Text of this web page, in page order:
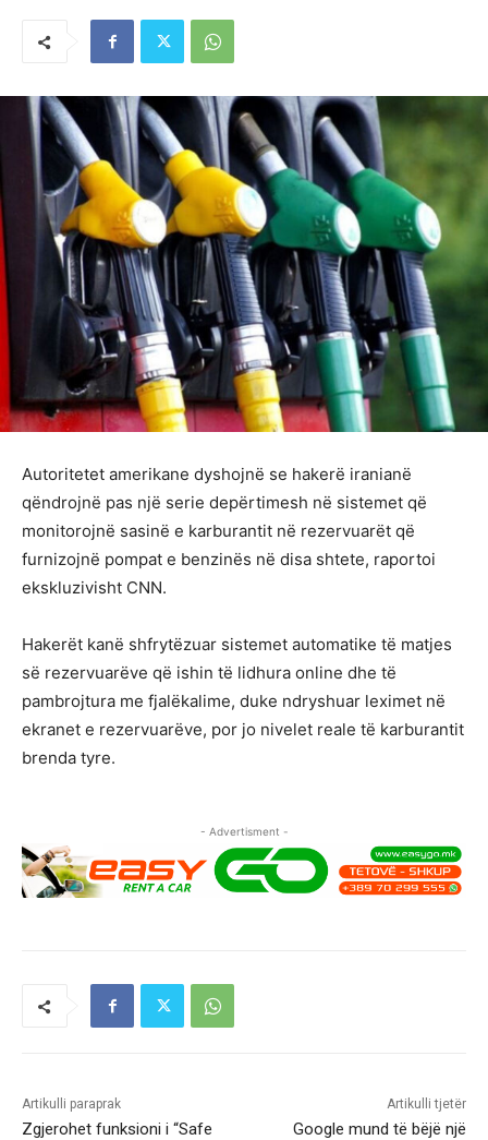
Autoritetet amerikane dyshojnë se hakerë iranianë
qëndrojnë pas një serie depërtimesh në sistemet që
monitorojnë sasinë e karburantit në rezervuarët që
furnizojnë pompat e benzinës në disa shtete, raportoi
ekskluzivisht CNN.
Hakerët kanë shfrytëzuar sistemet automatike të matjes
së rezervuarëve që ishin të lidhura online dhe të
pambrojtura me fjalëkalime, duke ndryshuar leximet në
ekranet e rezervuarëve, por jo nivelet reale të karburantit
brenda tyre.
- Advertisment -
Artikulli paraprak
Zgjerohet funksioni i “Safe
Artikulli tjetër
Google mund të bëjë një